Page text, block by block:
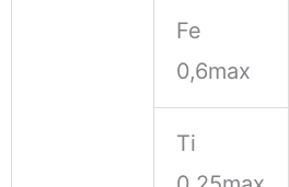
Fe
0,6max
Ti